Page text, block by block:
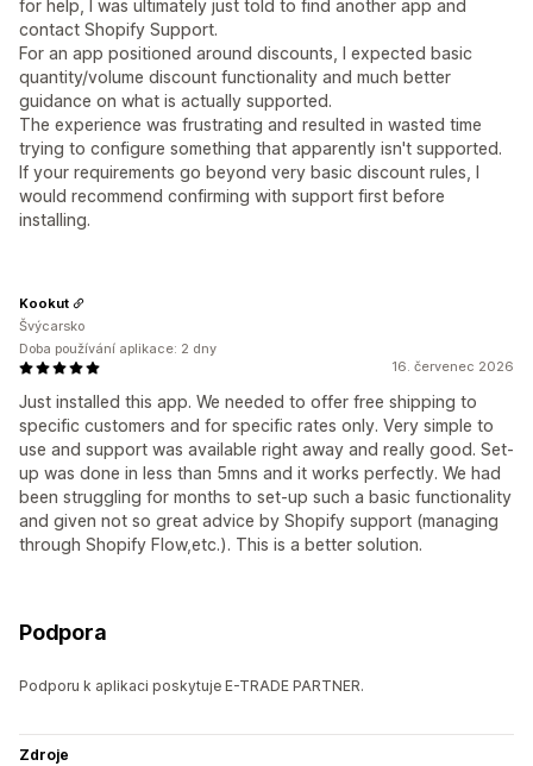
for help, I was ultimately just told to find another app and
contact Shopify Support.
For an app positioned around discounts, I expected basic
quantity/volume discount functionality and much better
guidance on what is actually supported.
The experience was frustrating and resulted in wasted time
trying to configure something that apparently isn't supported.
If your requirements go beyond very basic discount rules, I
would recommend confirming with support first before
installing.
16. červenec 2026
Just installed this app. We needed to offer free shipping to
specific customers and for specific rates only. Very simple to
use and support was available right away and really good. Set-
up was done in less than 5mns and it works perfectly. We had
been struggling for months to set-up such a basic functionality
and given not so great advice by Shopify support (managing
through Shopify Flow,etc.). This is a better solution.
Kookut
Švýcarsko
Doba používání aplikace: 2 dny
Podpora
Podporu k aplikaci poskytuje E-TRADE PARTNER.
Zdroje